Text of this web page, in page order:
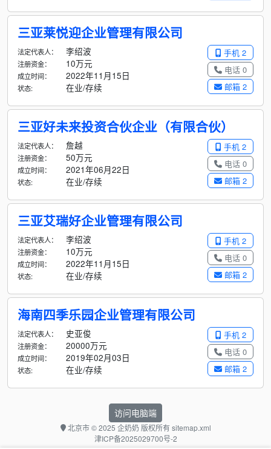
三亚莱悦迎企业管理有限公司
手机 2
电话 0
邮箱 2
法定代表人： 李绍波
注册资金： 10万元
成立时间： 2022年11月15日
状态: 在业/存续
三亚好未来投资合伙企业（有限合伙）
手机 2
电话 0
邮箱 2
法定代表人： 詹越
注册资金： 50万元
成立时间： 2021年06月22日
状态: 在业/存续
三亚艾瑞好企业管理有限公司
手机 2
电话 0
邮箱 2
法定代表人： 李绍波
注册资金： 10万元
成立时间： 2022年11月15日
状态: 在业/存续
海南四季乐园企业管理有限公司
手机 2
电话 0
邮箱 2
法定代表人： 史亚俊
注册资金： 20000万元
成立时间： 2019年02月03日
状态: 在业/存续
访问电脑端
北京市© 2025 企奶奶 版权所有sitemap.xml
津ICP备2025029700号-2